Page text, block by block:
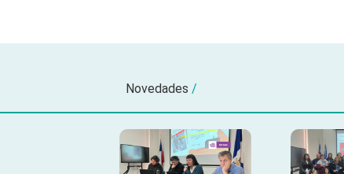
Novedades /